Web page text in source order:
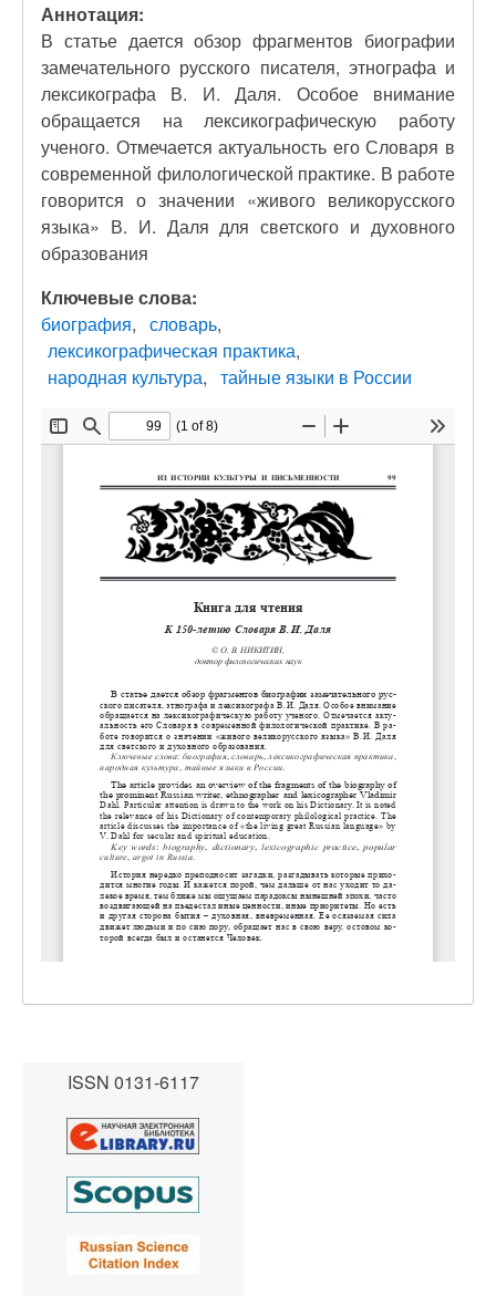
Аннотация:
В статье дается обзор фрагментов биографии
замечательного русского писателя, этнографа и
лексикографа В. И. Даля. Особое внимание
обращается на лексикографическую работу
ученого. Отмечается актуальность его Словаря в
современной филологической практике. В работе
говорится о значении «живого великорусского
языка» В. И. Даля для светского и духовного
образования
Ключевые слова:
биография
словарь
лексикографическая практика
народная культура
тайные языки в России
ISSN 0131-6117